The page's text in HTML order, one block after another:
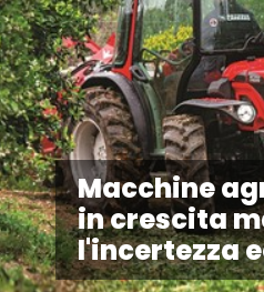
Macchine
in crescita
l'incertezza